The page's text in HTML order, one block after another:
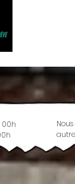
00h